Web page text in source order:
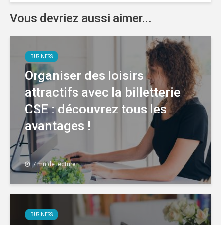
Vous devriez aussi aimer...
BUSINESS
Organiser des loisirs
attractifs avec la billetterie
CSE : découvrez tous les
avantages !
7 mn de lecture
BUSINESS